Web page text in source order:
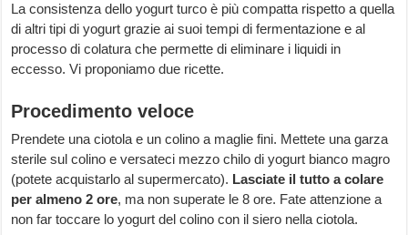
La consistenza dello yogurt turco è più compatta rispetto a quella
di altri tipi di yogurt grazie ai suoi tempi di fermentazione e al
processo di colatura che permette di eliminare i liquidi in
eccesso. Vi proponiamo due ricette.
Procedimento veloce
Prendete una ciotola e un colino a maglie fini. Mettete una garza
sterile sul colino e versateci mezzo chilo di yogurt bianco magro
(potete acquistarlo al supermercato). Lasciate il tutto a colare
per almeno 2 ore, ma non superate le 8 ore. Fate attenzione a
non far toccare lo yogurt del colino con il siero nella ciotola.